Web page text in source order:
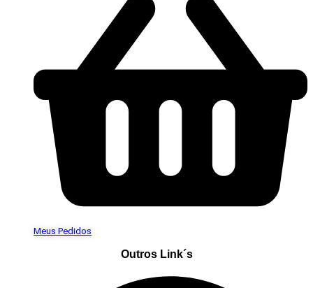
Meus Pedidos
Outros Link´s